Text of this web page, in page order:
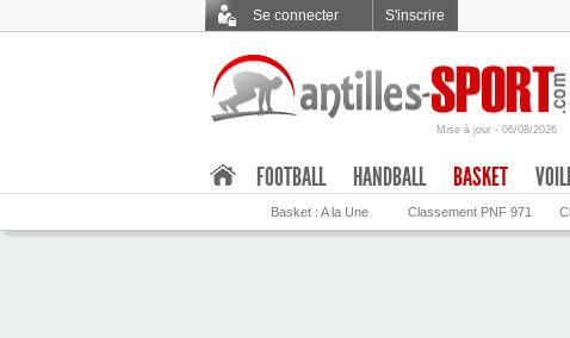
Se connecter S'inscrire
Mise à jour - 06/08/2026
FOOTBALL HANDBALL BASKET
Basket : A la Une Classement PNF 971